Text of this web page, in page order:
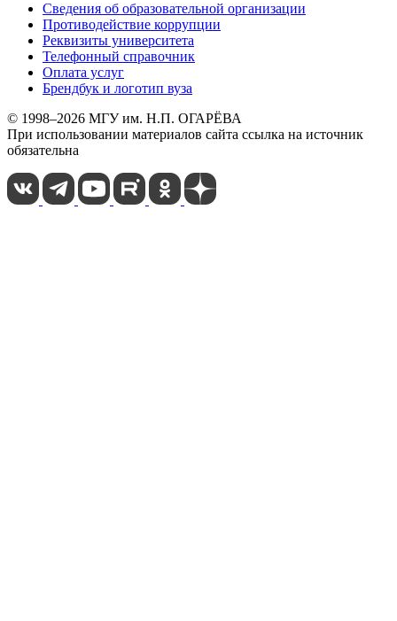
Сведения об образовательной организации
Противодействие коррупции
Реквизиты университета
Телефонный справочник
Оплата услуг
Брендбук и логотип вуза
© 1998–2026 МГУ им. Н.П. ОГАРЁВА
При использовании материалов сайта ссылка на источник
обязательна